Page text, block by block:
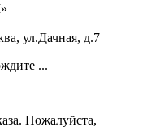
ул.Дачная, д.7
...
Пожалуйста,